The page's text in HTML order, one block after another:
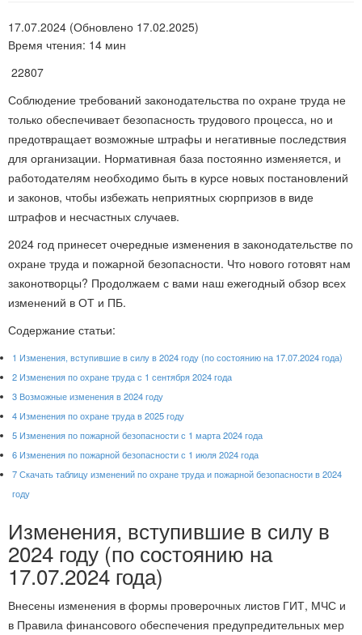
17.07.2024 (Обновлено 17.02.2025)
Время чтения: 14 мин
22807
Соблюдение требований законодательства по охране труда не
только обеспечивает безопасность трудового процесса, но и
предотвращает возможные штрафы и негативные последствия
для организации. Нормативная база постоянно изменяется, и
работодателям необходимо быть в курсе новых постановлений
и законов, чтобы избежать неприятных сюрпризов в виде
штрафов и несчастных случаев.
2024 год принесет очередные изменения в законодательстве по
охране труда и пожарной безопасности. Что нового готовят нам
законотворцы? Продолжаем с вами наш ежегодный обзор всех
изменений в ОТ и ПБ.
Содержание статьи:
1 Изменения, вступившие в силу в 2024 году (по состоянию на 17.07.2024 года)
2 Изменения по охране труда с 1 сентября 2024 года
3 Возможные изменения в 2024 году
4 Изменения по охране труда в 2025 году
5 Изменения по пожарной безопасности с 1 марта 2024 года
6 Изменения по пожарной безопасности с 1 июля 2024 года
7Скачать таблицу изменений по охране труда и пожарной безопасности в 2024
году
Изменения, вступившие в силу в
2024 году (по состоянию на
17.07.2024 года)
Внесены изменения в формы проверочных листов ГИТ, МЧС и
в Правила финансового обеспечения предупредительных мер